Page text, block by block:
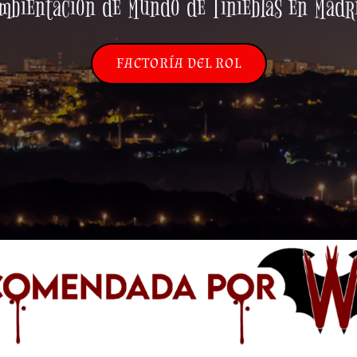
FACTORÍA DEL ROL